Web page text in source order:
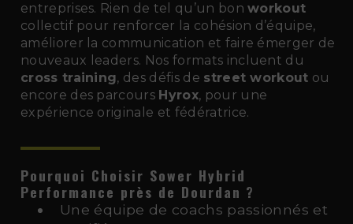
entreprises. Rien de tel qu’un bonworkout
collectif pour renforcer la cohésion d’équipe,
améliorer la communication et faire émerger de
nouveaux leaders. Nos formats incluent du
cross training, des défis de street workout ou
encore des parcours Hyrox, pour une
expérience originale et fédératrice.
Pourquoi Choisir Sower Hybrid
Performance près de Dourdan ?
Une équipe de coachs passionnés et